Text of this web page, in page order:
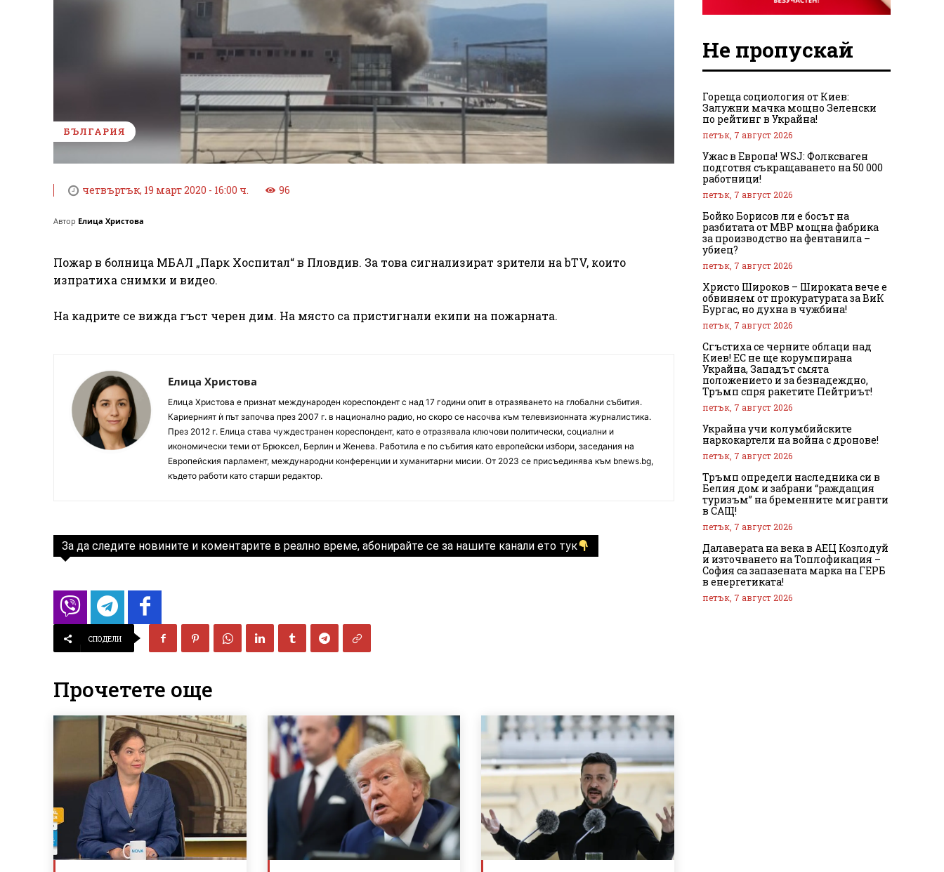
БЪЛГАРИЯ
четвъртък, 19 март 2020 - 16:00 ч. 96
Автор Елица Христова
Пожар в болница МБАЛ „Парк Хоспитал“ в Пловдив. За това сигнализират зрители на bTV, които
изпратиха снимки и видео.
На кадрите се вижда гъст черен дим. На място са пристигнали екипи на пожарната.
Елица Христова
Елица Христова е признат международен кореспондент с над 17 години опит в отразяването на глобални събития.
Кариерният ѝ път започва през 2007 г. в национално радио, но скоро се насочва към телевизионната журналистика.
През 2012 г. Елица става чуждестранен кореспондент, като е отразявала ключови политически, социални и
икономически теми от Брюксел, Берлин и Женева. Работила е по събития като европейски избори, заседания на
Европейския парламент, международни конференции и хуманитарни мисии. От 2023 се присъединява към bnews.bg,
където работи като старши редактор.
За да следите новините и коментарите в реално време, абонирайте се за нашите канали ето тук
СПОДЕЛИ
Прочетете още
Не пропускай
Гореща социология от Киев:
Залужни мачка мощно Зеленски
по рейтинг в Украйна!
петък, 7 август 2026
Ужас в Европа! WSJ: Фолксваген
подготвя съкращаването на 50 000
работници!
петък, 7 август 2026
Бойко Борисов ли е босът на
разбитата от МВР мощна фабрика
за производство на фентанила –
убиец?
петък, 7 август 2026
Христо Широков – Широката вече е
обвиняем от прокуратурата за ВиК
Бургас, но духна в чужбина!
петък, 7 август 2026
Сгъстиха се черните облаци над
Киев! ЕС не ще корумпирана
Украйна, Западът смята
положението и за безнадеждно,
Тръмп спря ракетите Пейтриът!
петък, 7 август 2026
Украйна учи колумбийските
наркокартели на война с дронове!
петък, 7 август 2026
Тръмп определи наследника си в
Белия дом и забрани “раждащия
туризъм” на бременните мигранти
в САЩ!
петък, 7 август 2026
Далаверата на века в АЕЦ Козлодуй
и източването на Топлофикация –
София са запазената марка на ГЕРБ
в енергетиката!
петък, 7 август 2026